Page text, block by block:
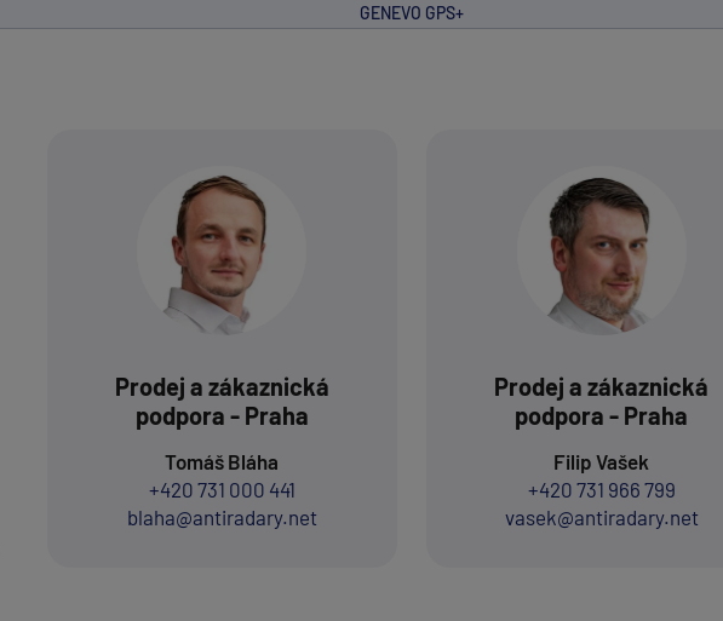
GENEVO GPS+
Prodej a zákaznická
podpora - Praha
Tomáš Bláha
+420 731 000 441
blaha@antiradary.net
Prodej a zákaznická
podpora - Praha
Filip Vašek
+420 731 966 799
vasek@antiradary.net